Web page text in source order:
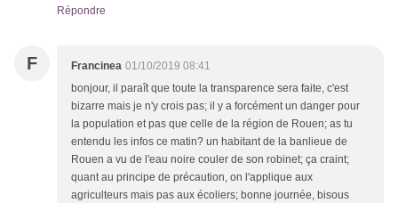
Répondre
F Francinea 01/10/2019 08:41
bonjour, il paraît que toute la transparence sera faite, c'est
bizarre mais je n'y crois pas; il y a forcément un danger pour
la population et pas que celle de la région de Rouen; as tu
entendu les infos ce matin? un habitant de la banlieue de
Rouen a vu de l'eau noire couler de son robinet; ça craint;
quant au principe de précaution, on l'applique aux
agriculteurs mais pas aux écoliers; bonne journée, bisous